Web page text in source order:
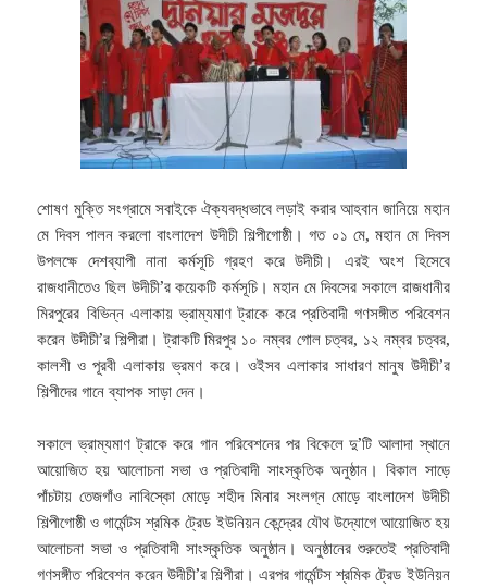
শোষণ মুক্তি সংগ্রামে সবাইকে ঐক্যবদ্ধভাবে লড়াই করার আহবান জানিয়ে মহান
মে দিবস পালন করলো বাংলাদেশ উদীচী শিল্পীগোষ্ঠী। গত ০১ মে, মহান মে দিবস
উপলক্ষে দেশব্যাপী নানা কর্মসূচি গ্রহণ করে উদীচী। এরই অংশ হিসেবে
রাজধানীতেও ছিল উদীচী’র কয়েকটি কর্মসূচি।মহান মে দিবসের সকালে রাজধানীর
মিরপুরের বিভিন্ন এলাকায় ভ্রাম্যমাণ ট্রাকে করে প্রতিবাদী গণসঙ্গীত পরিবেশন
করেন উদীচী’র শিল্পীরা। ট্রাকটি মিরপুর ১০ নম্বর গোল চত্বর, ১২ নম্বর চত্বর,
কালশী ও পূরবী এলাকায় ভ্রমণ করে। ওইসব এলাকার সাধারণ মানুষ উদীচী’র
শিল্পীদের গানে ব্যাপক সাড়া দেন।
সকালে ভ্রাম্যমাণ ট্রাকে করে গান পরিবেশনের পর বিকেলে দু’টি আলাদা স্থানে
আয়োজিত হয় আলোচনা সভা ও প্রতিবাদী সাংস্কৃতিক অনুষ্ঠান। বিকাল সাড়ে
পাঁচটায় তেজগাঁও নাবিস্কো মোড়ে শহীদ মিনার সংলগ্ন মোড়ে বাংলাদেশ উদীচী
শিল্পীগোষ্ঠী ও গার্মেন্টস শ্রমিক ট্রেড ইউনিয়ন কেন্দ্রের যৌথ উদ্যোগে আয়োজিত হয়
আলোচনা সভা ও প্রতিবাদী সাংস্কৃতিক অনুষ্ঠান। অনুষ্ঠানের শুরুতেই প্রতিবাদী
গণসঙ্গীত পরিবেশন করেন উদীচী’র শিল্পীরা। এরপর গার্মেন্টস শ্রমিক ট্রেড ইউনিয়ন